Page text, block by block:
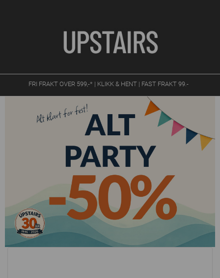
FRI FRAKT OVER 599,-* | KLIKK & HENT | FAST FRAKT 99.-